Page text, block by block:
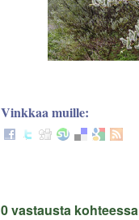
Vinkkaa muille:
0 vastausta kohteessa